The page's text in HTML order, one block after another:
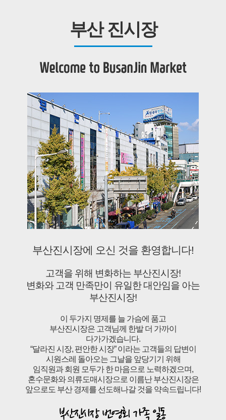
부산 진시장
부산진시장에 오신 것을 환영합니다!
고객을 위해 변화하는 부산진시장!
변화와 고객 만족만이 유일한 대안임을 아는
부산진시장!
이 두가지 명제를 늘 가슴에 품고
부산진시장은 고객님께 한발 더 가까이
다가가겠습니다.
“달라진 시장, 편안한 시장” 이라는 고객들의 답변이
시원스레 돌아오는 그날을 앞당기기 위해
임직원과 회원 모두가 한 마음으로 노력하겠으며,
혼수문화와 의류도매시장으로 이름난 부산진시장은
앞으로도 부산 경제를 선도해나갈 것을 약속드립니다!